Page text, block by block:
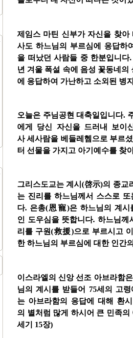
제임스 마틴 신부가 자신을 찾
사도 하느님의 부르심에 응답하
을 떠났던 사람들 중 한분입니다
년 겨울 폭설 속에 음성 꽃동네의
에 응답하여 가난하고 소외된 병
오늘은 주님공현 대축일입니다.
에게 당신 자신을 드러내 보이
사 세사람을 베들레헴으로 부르
터 선물을 가지고 아기예수를 찾
그리스도교는 계시(啓示)의 종교
는 진리를 하느님께서 스스로
다. 은총(恩寵)은 하느님의 계시
인 도우심을 뜻합니다. 하느님
리를 구원(救援)으로 부르시고
한 하느님의 부르심에 대한 인간
이스라엘의 신앙 선조 아브라함
님의 계시를 받들어 75세의 고
는 아브라함의 응답에 대해 환
의 별처럼 많게 하시어 큰 민족
세기 15장)